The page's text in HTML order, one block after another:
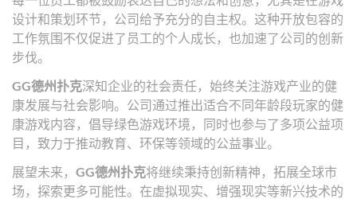
设计和策划环节，公司给予充分的自主权。这种开放包容的
工作氛围不仅促进了员工的个人成长，也加速了公司的创新
步伐。
GG德州扑克深知企业的社会责任，始终关注游戏产业的健
康发展与社会影响。公司通过推出适合不同年龄段玩家的健
康游戏内容，倡导绿色游戏环境，同时也参与了多项公益项
目，致力于推动教育、环保等领域的公益事业。
展望未来， GG德州扑克将继续秉持创新精神，拓展全球市
场，探索更多可能性。在虚拟现实、增强现实等新兴技术的